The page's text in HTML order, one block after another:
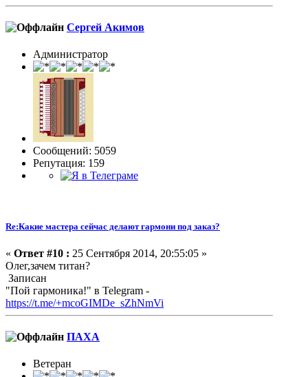
Сергей Акимов
Администратор
Сообщений: 5059
Репутация: 159
Re:Какие мастера сейчас делают гармони под заказ?
« Ответ #10 : 25 Сентября 2014, 20:55:05 »
Олег,зачем титан?
Записан
"Пой гармоника!" в Telegram -
https://t.me/+mcoGIMDe_sZhNmVi
ПАХА
Ветеран